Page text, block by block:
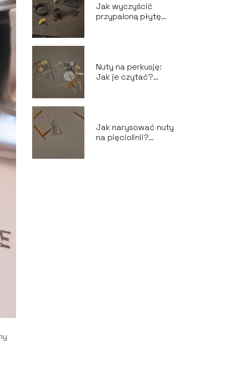
Jak wyczyścić
przypaloną płytę
Nuty na perkusję:
Jak je czytać?
Jak narysować nuty
na pięciolinii?